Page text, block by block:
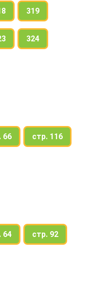
319
324
66 стр. 116
64 стр. 92